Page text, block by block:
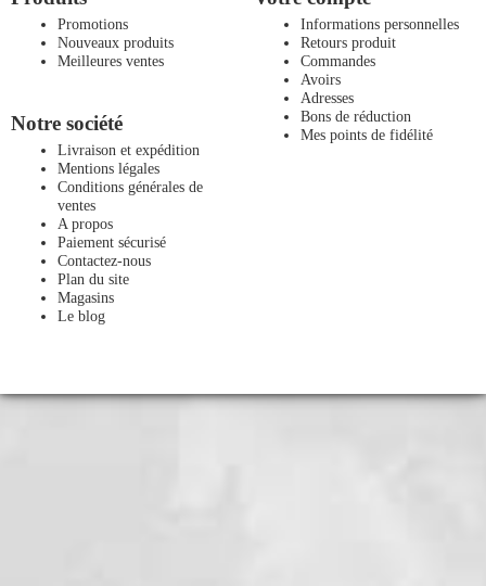
Promotions
Nouveaux produits
Meilleures ventes
Notre société
Livraison et expédition
Mentions légales
Conditions générales de
ventes
A propos
Paiement sécurisé
Contactez-nous
Plan du site
Magasins
Le blog
Informations personnelles
Retours produit
Commandes
Avoirs
Adresses
Bons de réduction
Mes points de fidélité